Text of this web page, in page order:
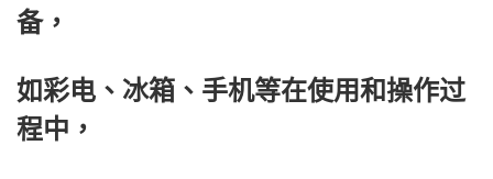
备，
如彩电、冰箱、手机等在使用和操作过
程中，